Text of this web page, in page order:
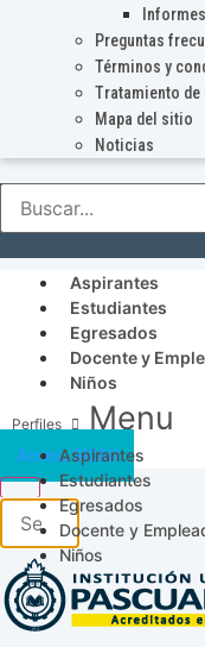
Preguntas
Términos y
Tratamiento de
Mapa del sitio
Noticias
Aspirantes
Estudiantes
Egresados
Docente y
Niños
Menu
Aspirantes
Estudiantes
Egresados
Docente y
Niños
Acceso SICAU